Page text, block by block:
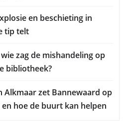
en beschieting in
tip telt
zag de mishandeling op
bibliotheek?
Alkmaar zet Bannewaard op
hoe de buurt kan helpen